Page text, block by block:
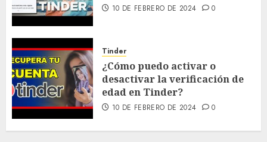
10 DE FEBRERO DE 2024 0
Tinder
¿Cómo puedo activar o
desactivar la verificación de
edad en Tinder?
10 DE FEBRERO DE 2024 0